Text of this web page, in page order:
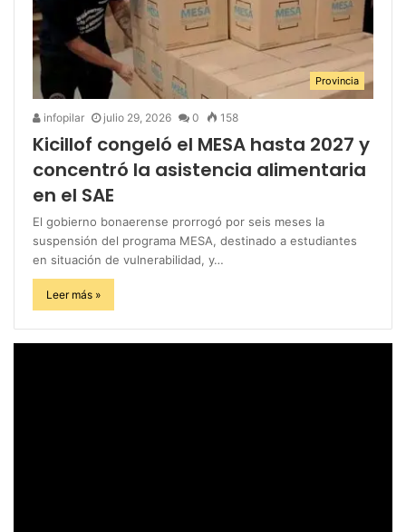
Provincia
infopilar julio 29, 2026 0 158
Kicillof congeló el MESA hasta 2027 y
concentró la asistencia alimentaria
en el SAE
El gobierno bonaerense prorrogó por seis meses la
suspensión del programa MESA, destinado a estudiantes
en situación de vulnerabilidad, y…
Leer más »